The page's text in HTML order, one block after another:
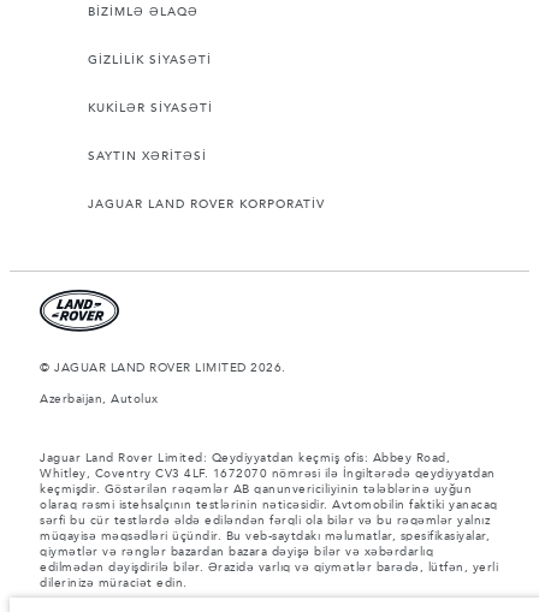
BİZİMLƏ ƏLAQƏ
GİZLİLİK SİYASƏTİ
KUKİLƏR SİYASƏTİ
SAYTIN XƏRİTƏSİ
JAGUAR LAND ROVER KORPORATİV
© JAGUAR LAND ROVER LIMITED 2026.
Azerbaijan, Autolux
Jaguar Land Rover Limited: Qeydiyyatdan keçmiş ofis: Abbey Road,
Whitley, Coventry CV3 4LF. 1672070 nömrəsi ilə İngiltərədə qeydiyyatdan
keçmişdir. Göstərilən rəqəmlər AB qanunvericiliyinin tələblərinə uyğun
olaraq rəsmi istehsalçının testlərinin nəticəsidir. Avtomobilin faktiki yanacaq
sərfi bu cür testlərdə əldə ediləndən fərqli ola bilər və bu rəqəmlər yalnız
müqayisə məqsədləri üçündir. Bu veb-saytdakı məlumatlar, spesifikasiyalar,
qiymətlər və rənglər bazardan bazara dəyişə bilər və xəbərdarlıq
edilmədən dəyişdirilə bilər. Ərazidə varlıq və qiymətlər barədə, lütfən, yerli
dilerinizə müraciət edin.